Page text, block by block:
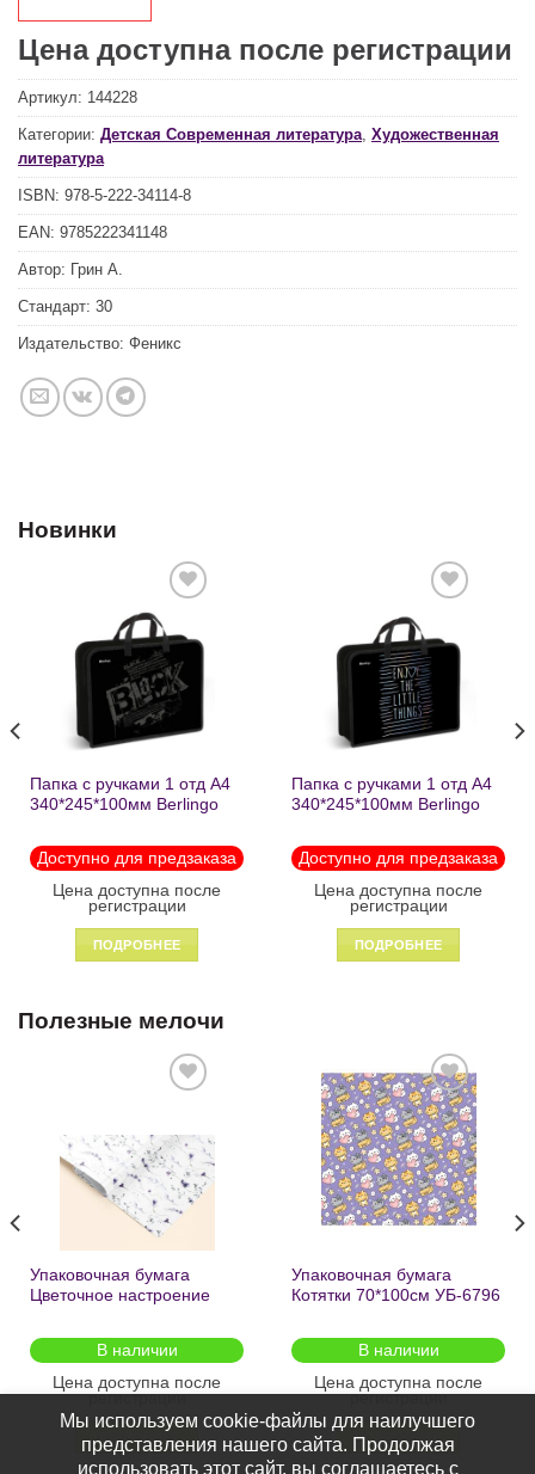
Цена доступна после регистрации
Артикул: 144228
Категории: Детская Современная литература Художественная
литература
ISBN: 978-5-222-34114-8
EAN: 9785222341148
Автор: Грин А.
Стандарт: 30
Издательство: Феникс
Новинки
Добавить
в список
желаний
Папка с ручками 1 отд А4
340*245*100мм Berlingo
молнии1246
Доступно для предзаказа
Цена доступна после
регистрации
ПОДРОБНЕЕ
Добавить
в список
желаний
Папка с ручками 1 отд А4
340*245*100мм Berlingo
пластик на молнии 1215
Доступно для предзаказа
Цена доступна после
регистрации
ПОДРОБНЕЕ
Полезные мелочи
желаний
Упаковочная бумага
Цветочное настроение
2шт/
В наличии
Цена доступна после
регистрации
Добавить
в список
желаний
Упаковочная бумага
Котятки 70*100см УБ-6796
В наличии
Цена доступна после
регистрации
ПОДРОБНЕЕ
Мы используем cookie-файлы для наилучшего
представления нашего сайта. Продолжая
использовать этот сайт, вы соглашаетесь с